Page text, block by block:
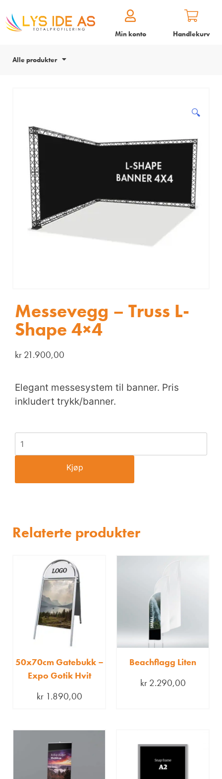
Min konto Handlekurv
Alle produkter
🔍
Messevegg – Truss L-
Shape 4×4
kr 21.900,00
Elegant messesystem til banner. Pris
inkludert trykk/banner.
Kjøp
Relaterte produkter
50x70cm Gatebukk –
Expo Gotik Hvit
kr1.890,00
Beachflagg Liten
kr2.290,00